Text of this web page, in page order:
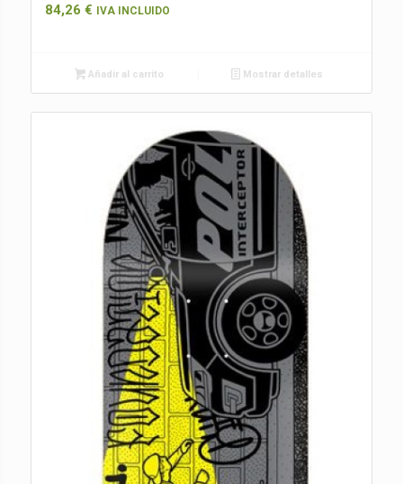
84,26 € IVA INCLUIDO
Añadir al carrito Mostrar detalles